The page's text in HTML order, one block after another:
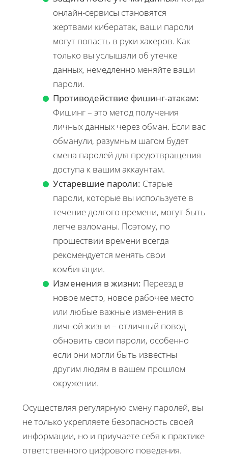
онлайн-сервисы становятся
жертвами кибератак, ваши пароли
могут попасть в руки хакеров. Как
только вы услышали об утечке
данных, немедленно меняйте ваши
пароли.
Противодействие фишинг-атакам:
Фишинг – это метод получения
личных данных через обман. Если вас
обманули, разумным шагом будет
смена паролей для предотвращения
доступа к вашим аккаунтам.
Устаревшие пароли: Старые
пароли, которые вы используете в
течение долгого времени, могут быть
легче взломаны. Поэтому, по
прошествии времени всегда
рекомендуется менять свои
комбинации.
Изменения в жизни: Переезд в
новое место, новое рабочее место
или любые важные изменения в
личной жизни – отличный повод
обновить свои пароли, особенно
если они могли быть известны
другим людям в вашем прошлом
окружении.
Осуществляя регулярную смену паролей, вы
не только укрепляете безопасность своей
информации, но и приучаете себя к практике
ответственного цифрового поведения.